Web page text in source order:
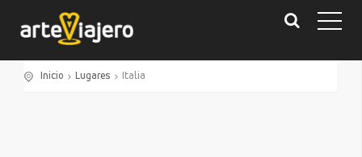
Inicio Lugares Italia